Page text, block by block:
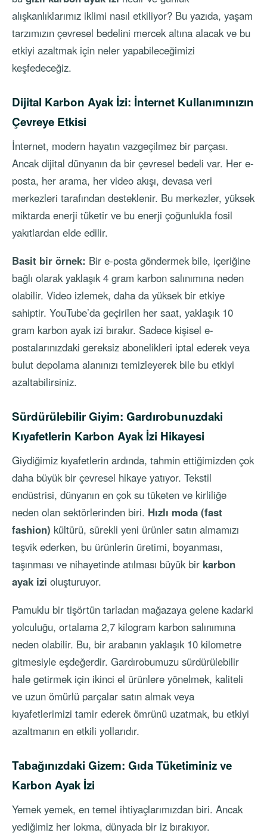
alışkanlıklarımız iklimi nasıl etkiliyor? Bu yazıda, yaşam
tarzımızın çevresel bedelini mercek altına alacak ve bu
etkiyi azaltmak için neler yapabileceğimizi
keşfedeceğiz.
Dijital Karbon Ayak İzi: İnternet Kullanımınızın
Çevreye Etkisi
İnternet, modern hayatın vazgeçilmez bir parçası.
Ancak dijital dünyanın da bir çevresel bedeli var. Her e-
posta, her arama, her video akışı, devasa veri
merkezleri tarafından desteklenir. Bu merkezler, yüksek
miktarda enerji tüketir ve bu enerji çoğunlukla fosil
yakıtlardan elde edilir.
Basit bir örnek: Bir e-posta göndermek bile, içeriğine
bağlı olarak yaklaşık 4 gram karbon salınımına neden
olabilir. Video izlemek, daha da yüksek bir etkiye
sahiptir. YouTube’da geçirilen her saat, yaklaşık 10
gram karbon ayak izi bırakır. Sadece kişisel e-
postalarınızdaki gereksiz abonelikleri iptal ederek veya
bulut depolama alanınızı temizleyerek bile bu etkiyi
azaltabilirsiniz.
Sürdürülebilir Giyim: Gardırobunuzdaki
Kıyafetlerin Karbon Ayak İzi Hikayesi
Giydiğimiz kıyafetlerin ardında, tahmin ettiğimizden çok
daha büyük bir çevresel hikaye yatıyor. Tekstil
endüstrisi, dünyanın en çok su tüketen ve kirliliğe
neden olan sektörlerinden biri. Hızlı moda (fast
fashion) kültürü, sürekli yeni ürünler satın almamızı
teşvik ederken, bu ürünlerin üretimi, boyanması,
taşınması ve nihayetinde atılması büyük bir karbon
ayak izi oluşturuyor.
Pamuklu bir tişörtün tarladan mağazaya gelene kadarki
yolculuğu, ortalama 2,7 kilogram karbon salınımına
neden olabilir. Bu, bir arabanın yaklaşık 10 kilometre
gitmesiyle eşdeğerdir. Gardırobumuzu sürdürülebilir
hale getirmek için ikinci el ürünlere yönelmek, kaliteli
ve uzun ömürlü parçalar satın almak veya
kıyafetlerimizi tamir ederek ömrünü uzatmak, bu etkiyi
azaltmanın en etkili yollarıdır.
Tabağınızdaki Gizem: Gıda Tüketiminiz ve
Karbon Ayak İzi
Yemek yemek, en temel ihtiyaçlarımızdan biri. Ancak
yediğimiz her lokma, dünyada bir iz bırakıyor.